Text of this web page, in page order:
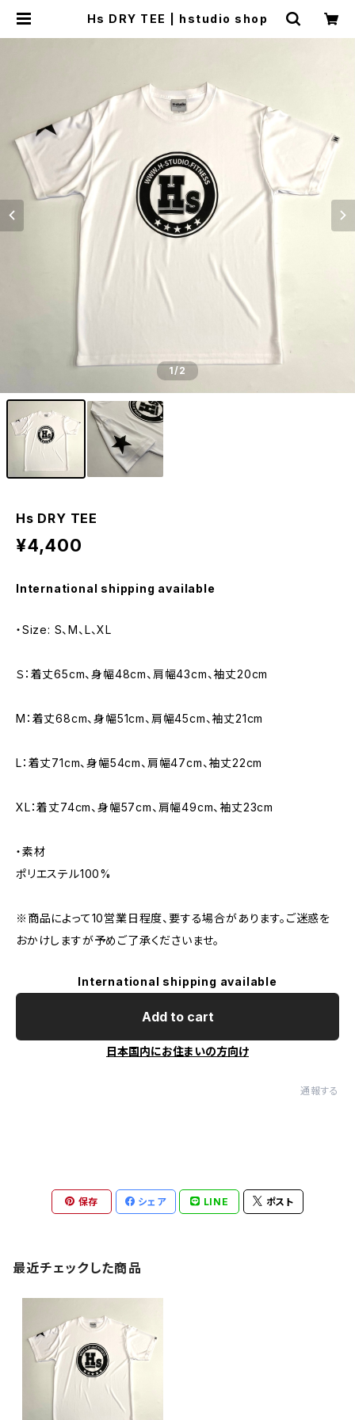
Hs DRY TEE | hstudio shop
1/2
Hs DRY TEE
¥4,400
International shipping available
・Size: S、M、L、XL
Ｓ：着丈65cm、身幅48cm、肩幅43cm、袖丈20cm
M：着丈68cm、身幅51cm、肩幅45cm、袖丈21cm
L：着丈71cm、身幅54cm、肩幅47cm、袖丈22cm
XL：着丈74cm、身幅57cm、肩幅49cm、袖丈23cm
・素材
ポリエステル100%
※商品によって10営業日程度、要する場合があります。ご迷惑を
おかけしますが予めご了承くださいませ。
International shipping available
Add to cart
日本国内にお住まいの方向け
通報する
保存 シェア LINE ポスト
最近チェックした商品